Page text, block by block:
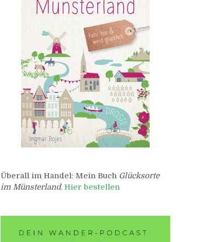
Überall im Handel: Mein Buch Glücksorte
im Münsterland. Hier bestellen